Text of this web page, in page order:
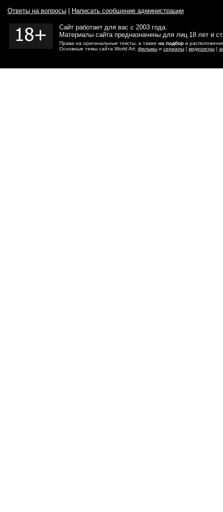
Ответы на вопросы Написать сообщение администрации
Сайт работает для вас с 2003 года.
Материалы сайта предназначены для лиц 18 лет и
Права на оригинальные тексты, а также на подбор и
Основные темы сайта World Art: фильмы и сериалы | видеоигры |